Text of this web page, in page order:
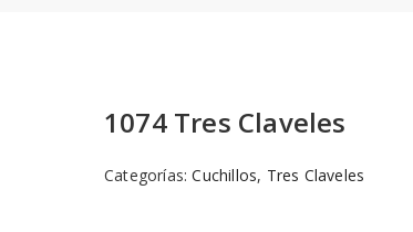
1074 Tres Claveles
Categorías:Cuchillos, Tres Claveles